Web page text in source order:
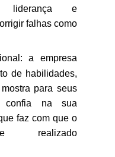
liderança e
falhas como
a empresa
de habilidades,
para seus
confia na sua
faz com que o
realizado